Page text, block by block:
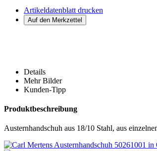
Artikeldatenblatt drucken
Details
Mehr Bilder
Kunden-Tipp
Produktbeschreibung
Austernhandschuh aus 18/10 Stahl, aus